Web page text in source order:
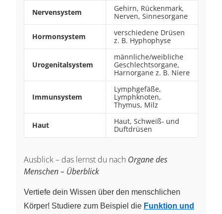
Nervensystem
Gehirn, Rückenmark,
Nerven, Sinnesorgane
Hormonsystem
verschiedene Drüsen
z. B. Hyphophyse
Urogenitalsystem
männliche/weibliche
Geschlechtsorgane,
Harnorgane z. B. Niere
Immunsystem
Lymphgefäße,
Lymphknoten,
Thymus, Milz
Haut
Haut, Schweiß- und
Duftdrüsen
Ausblick – das lernst du nach Organe des
Menschen – Überblick
Vertiefe dein Wissen über den menschlichen
Körper! Studiere zum Beispiel die Funktion und